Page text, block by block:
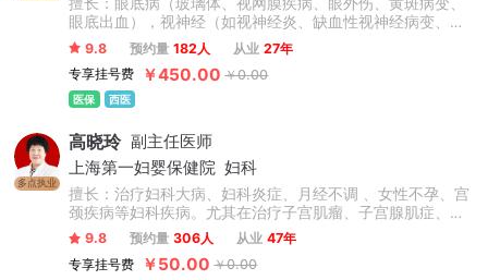
擅长：眼底病（玻璃体、视网膜疾病、眼外伤、黄斑病变、
眼底出血），视神经（如视神经炎、缺血性视神经病变、视
神经脊髓炎、Leber遗传性视神经病变、瞳孔异常）。
9.8 预约量 182人 从业 27年
专享挂号费
￥450.00 ￥0.00
医保 西医
多点执业
高晓玲 副主任医师
上海第一妇婴保健院 妇科
擅长：治疗妇科大病、妇科炎症、月经不调 、女性不孕、宫
颈疾病等妇科疾病。尤其在治疗子宫肌瘤、子宫腺肌症、子
宫内膜异位症等方面拥有丰富的临床诊疗经验和见解。
9.8 预约量 306人 从业 47年
专享挂号费
￥50.00 ￥0.00